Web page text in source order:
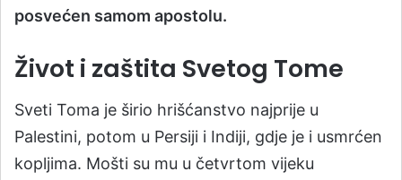
posvećen samom apostolu.
Život i zaštita Svetog Tome
Sveti Toma je širio hrišćanstvo najprije u
Palestini, potom u Persiji i Indiji, gdje je i usmrćen
kopljima. Mošti su mu u četvrtom vijeku